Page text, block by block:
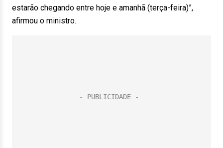
estarão chegando entre hoje e amanhã (terça-feira)”,
afirmou o ministro.